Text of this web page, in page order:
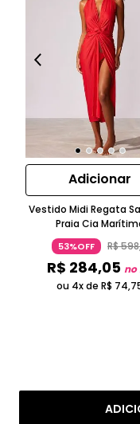
Adicionar
Vestido Midi Regata
Praia Cia
53%OFF R$598
R$ 284,05 no
ou 4x de R$ 74,